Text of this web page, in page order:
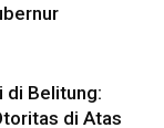
di Belitung:
di Atas